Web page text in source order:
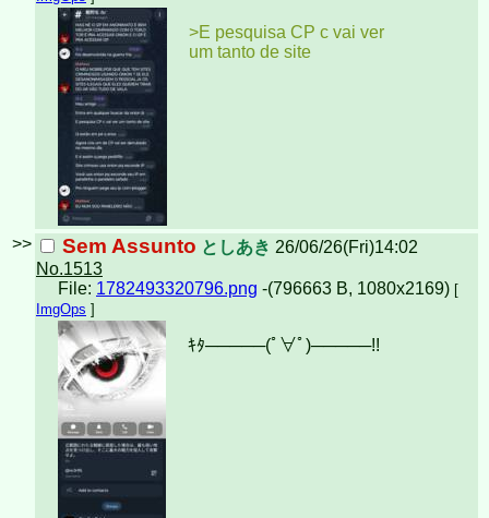
>E pesquisa CP c vai ver
um tanto de site
>> Sem Assunto としあき 26/06/26(Fri)14:02
No.1513
File: 1782493320796.png -(796663 B, 1080x2169) [
ImgOps ]
ｷﾀ─────(ﾟ∀ﾟ)︀─────!!︀